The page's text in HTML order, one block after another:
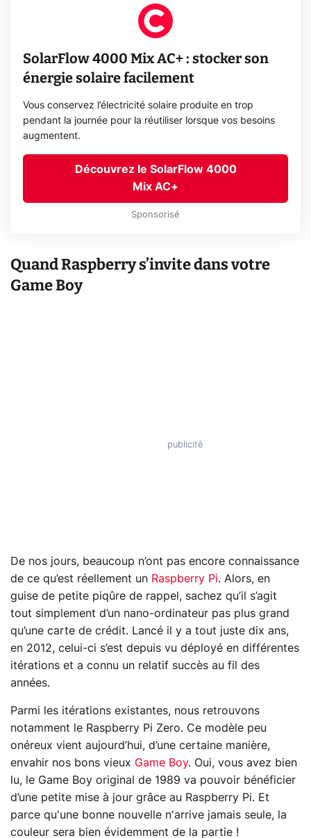
SolarFlow 4000 Mix AC+ : stocker son
énergie solaire facilement
Vous conservez l’électricité solaire produite en trop
pendant la journée pour la réutiliser lorsque vos besoins
augmentent.
Découvrez le SolarFlow 4000
Mix AC+
Sponsorisé
Quand Raspberry s’invite dans votre
Game Boy
De nos jours, beaucoup n’ont pas encore connaissance
de ce qu’est réellement un Raspberry Pi. Alors, en
guise de petite piqûre de rappel, sachez qu’il s’agit
tout simplement d’un nano-ordinateur pas plus grand
qu’une carte de crédit. Lancé il y a tout juste dix ans,
en 2012, celui-ci s’est depuis vu déployé en différentes
itérations et a connu un relatif succès au fil des
années.
Parmi les itérations existantes, nous retrouvons
notamment le Raspberry Pi Zero. Ce modèle peu
onéreux vient aujourd’hui, d’une certaine manière,
envahir nos bons vieux Game Boy. Oui, vous avez bien
lu, le Game Boy original de 1989 va pouvoir bénéficier
d’une petite mise à jour grâce au Raspberry Pi. Et
parce qu'une bonne nouvelle n'arrive jamais seule, la
couleur sera bien évidemment de la partie !